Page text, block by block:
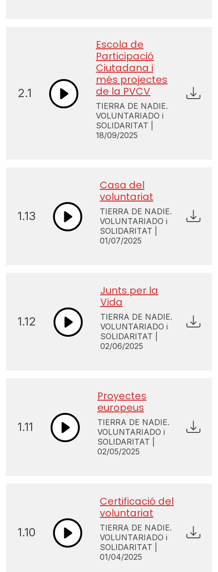
2.1
Escola de
Participació
Ciutadana i
més projectes
de la PVCV
TIERRA DE NADIE.
VOLUNTARIADO i
SOLIDARITAT |
18/09/2025
1.13
Casa del
voluntariat
TIERRA DE NADIE.
VOLUNTARIADO i
SOLIDARITAT |
01/07/2025
1.12
Junts per la
Vida
TIERRA DE NADIE.
VOLUNTARIADO i
SOLIDARITAT |
02/06/2025
1.11
Proyectes
europeus
TIERRA DE NADIE.
VOLUNTARIADO i
SOLIDARITAT |
02/05/2025
1.10
Certificació del
voluntariat
TIERRA DE NADIE.
VOLUNTARIADO i
SOLIDARITAT |
01/04/2025